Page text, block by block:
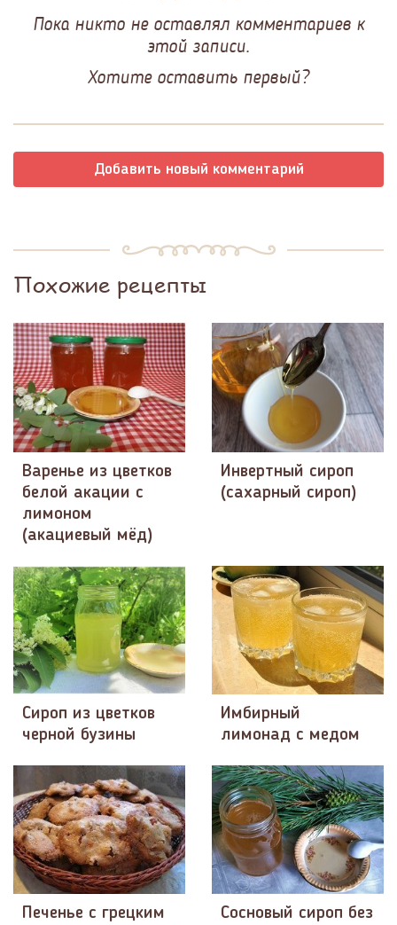
Пока никто не оставлял комментариев к
этой записи.
Хотите оставить первый?
Добавить новый комментарий
Похожие рецепты
Варенье из цветков
белой акации с
лимоном
(акациевый мёд)
Инвертный сироп
(сахарный сироп)
Сироп из цветков
черной бузины
Имбирный
лимонад с медом
Печенье с грецким
Сосновый сироп без